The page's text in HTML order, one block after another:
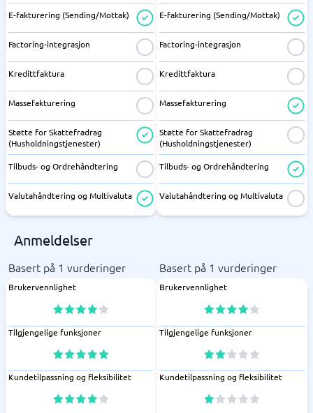
E-fakturering (Sending/Mottak)
Factoring-integrasjon
Kredittfaktura
Massefakturering
Støtte for Skattefradrag
(Husholdningstjenester)
Tilbuds- og Ordrehåndtering
Valutahåndtering og Multivaluta
E-fakturering (Sending/Mottak)
Factoring-integrasjon
Kredittfaktura
Massefakturering
Støtte for Skattefradrag
(Husholdningstjenester)
Tilbuds- og Ordrehåndtering
Valutahåndtering og Multivaluta
Anmeldelser
Basert på 1 vurderinger Basert på 1 vurderinger
Brukervennlighet
Tilgjengelige funksjoner
Kundetilpassning og fleksibilitet
Brukervennlighet
Tilgjengelige funksjoner
Kundetilpassning og fleksibilitet